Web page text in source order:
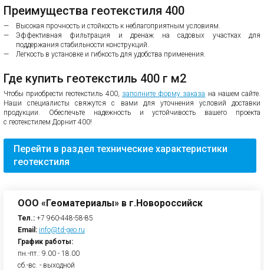
Преимущества геотекстиля 400
Высокая прочность и стойкость к неблагоприятным условиям.
Эффективная фильтрация и дренаж на садовых участках для
поддержания стабильности конструкций.
Легкость в установке и гибкость для удобства применения.
Где купить геотекстиль 400 г м2
Чтобы приобрести геотекстиль 400, заполните форму заказа на нашем сайте.
Наши специалисты свяжутся с вами для уточнения условий доставки
продукции. Обеспечьте надежность и устойчивость вашего проекта
с геотекстилем Дорнит 400!
Перейти в раздел технические характеристики
геотекстиля
ООО «Геоматериалы» в г.Новороссийск
Тел.: +7 960-448-58-85
Email: info@td-geo.ru
График работы:
пн.-пт.: 9.00 - 18.00
сб.-вс. - выходной